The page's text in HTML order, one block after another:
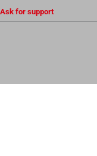
Ask for support